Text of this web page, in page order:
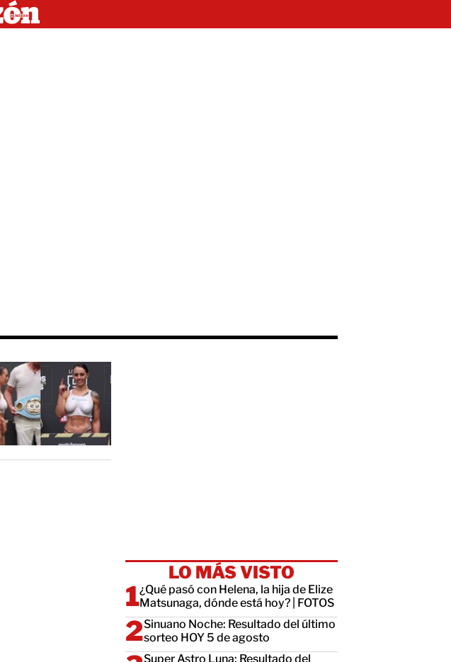
LO MÁS VISTO
¿Qué pasó con Helena, la hija de Elize
Matsunaga, dónde está hoy? | FOTOS
Sinuano Noche: Resultado del último
sorteo HOY 5 de agosto
Super Astro Luna: Resultado del